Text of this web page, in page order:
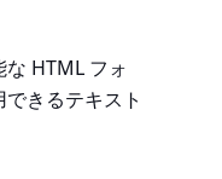
HTML フォ
きるテキスト